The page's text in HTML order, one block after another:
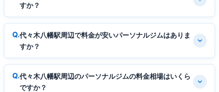
すか？
代々木八幡駅周辺で料金が安いパーソナルジムはありま
すか？
代々木八幡駅周辺のパーソナルジムの料金相場はいくら
ですか？